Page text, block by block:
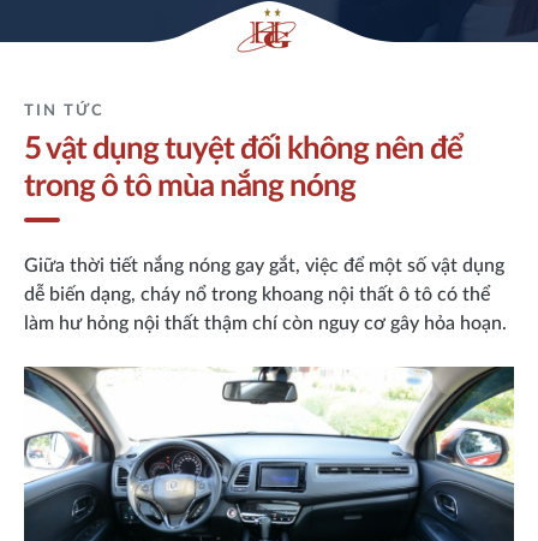
TIN TỨC
5 vật dụng tuyệt đối không nên để
trong ô tô mùa nắng nóng
Giữa thời tiết nắng nóng gay gắt, việc để một số vật dụng
dễ biến dạng, cháy nổ trong khoang nội thất ô tô có thể
làm hư hỏng nội thất thậm chí còn nguy cơ gây hỏa hoạn.